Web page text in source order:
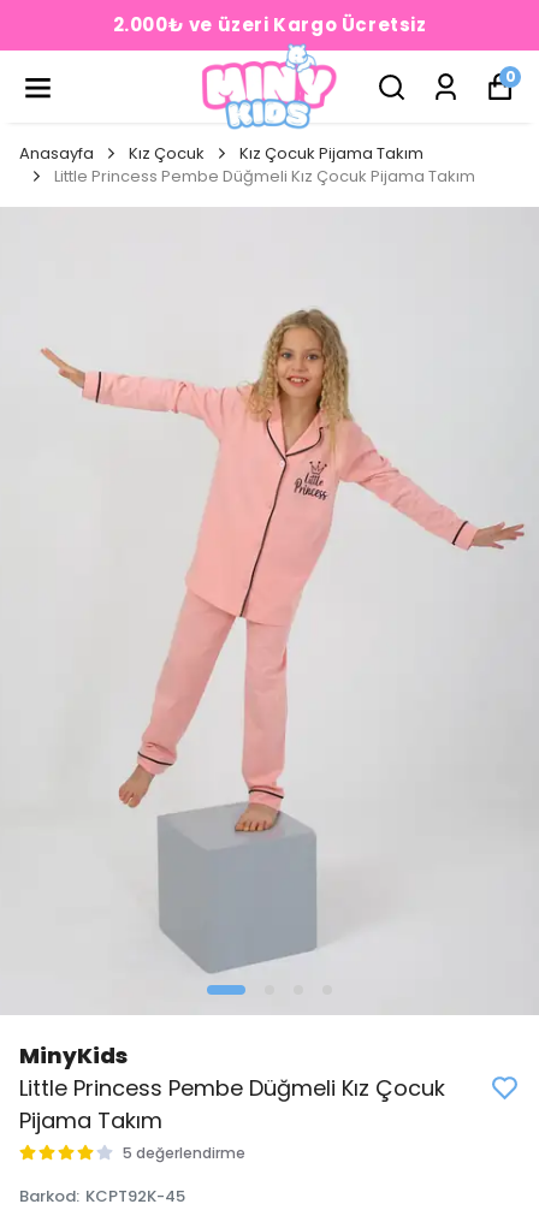
2.000₺ ve üzeri Kargo Ücretsiz
0
Anasayfa Kız Çocuk
Kız Çocuk Pijama Takım
Little Princess Pembe Düğmeli Kız Çocuk Pijama Takım
MinyKids
Little Princess Pembe Düğmeli Kız Çocuk
Pijama Takım
5 değerlendirme
Barkod: KCPT92K-45